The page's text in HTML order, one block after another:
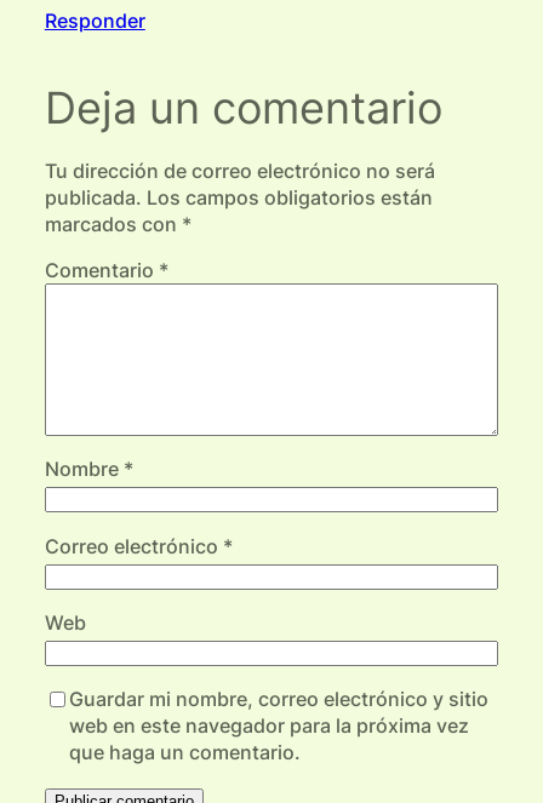
Responder
Deja un comentario
Tu dirección de correo electrónico no será
publicada. Los campos obligatorios están
marcados con *
Comentario *
Nombre *
Correo electrónico *
Web
Guardar mi nombre, correo electrónico y sitio
web en este navegador para la próxima vez
que haga un comentario.